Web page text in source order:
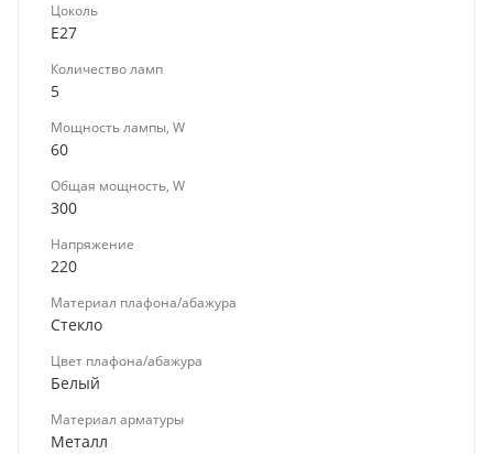
Цоколь
E27
Количество ламп
5
Мощность лампы, W
60
Общая мощность, W
300
Напряжение
220
Материал плафона/абажура
Стекло
Цвет плафона/абажура
Белый
Материал арматуры
Металл